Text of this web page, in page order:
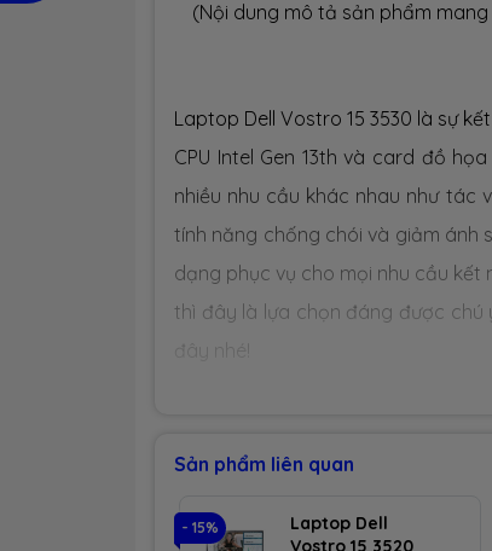
(Nội dung mô tả sản phẩm
Laptop Dell Vostro 15 3530 là sự
CPU Intel Gen 13th và card đồ
nhiều nhu cầu khác nhau như tác
tính năng chống chói và giảm ánh
dạng phục vụ cho mọi nhu cầu kết
thì đây là lựa chọn đáng được
1 - THIẾT KẾ HIỆN ĐẠI CỦA
-Laptop Dell Vostro 15 3530
Sản phẩm liên quan
- 15%
Laptop Dell
Vostro 15 3520